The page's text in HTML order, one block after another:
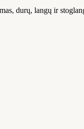
durų, langų ir